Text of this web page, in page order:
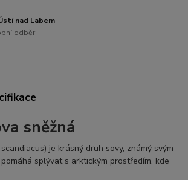
nad Labem
odběr
sněžná
je krásný druh sovy, známý svým
splývat s arktickým prostředím, kde